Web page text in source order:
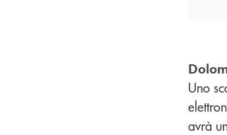
Uno
avrà